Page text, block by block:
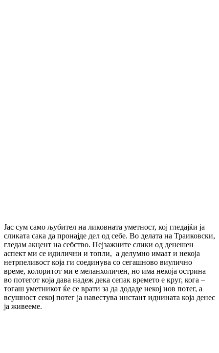
Јас сум само љубител на ликовната уметност, кој гледајќи ја
сликата сака да пронајде дел од себе. Во делата на Траиковски,
гледам акцент на себство. Пејзажните слики од денешен
аспект ми се идилични и топли, а делумно имаат и некоја
нетрпеливост која ги соединува со сегашново виулично
време, колоритот ми е меланхоличен, но има некоја острина
во потегот која дава надеж дека сепак времето е круг, кога –
тогаш уметникот ќе се врати за да додаде некој нов потег, а
всушност секој потег ја навестува инстант иднината која денес
ја живееме.